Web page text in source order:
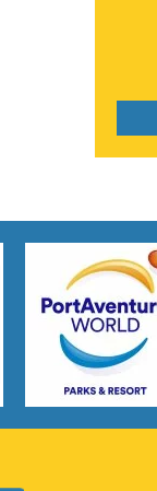
Kygo
Heart
Hate